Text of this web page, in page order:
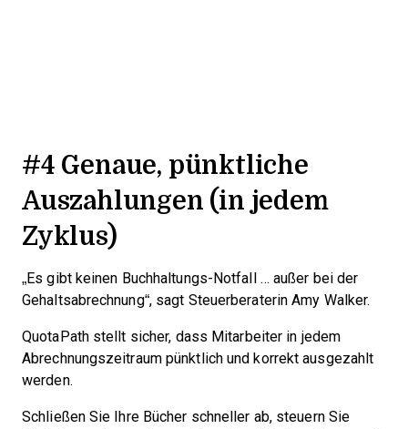
#4 Genaue, pünktliche
Auszahlungen (in jedem
Zyklus)
„Es gibt keinen Buchhaltungs-Notfall … außer bei der
Gehaltsabrechnung“, sagt Steuerberaterin Amy Walker.
QuotaPath stellt sicher, dass Mitarbeiter in jedem
Abrechnungszeitraum pünktlich und korrekt ausgezahlt
werden.
Schließen Sie Ihre Bücher schneller ab, steuern Sie